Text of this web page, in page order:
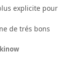
explicite pour
de trés bons